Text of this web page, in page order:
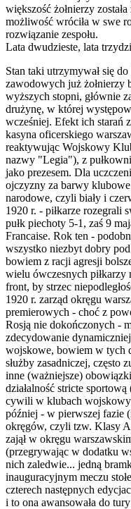
większość żołnierzy
możliwość wróciła w swe
rozwiązanie zespołu.
Lata dwudzieste, lata
Stan taki utrzymywał się
zawodowych już żołnierzy
wyższych stopni, głównie
drużynę, w której
wcześniej. Efekt ich starań
kasyna oficerskiego
reaktywując Wojskowy
nazwy "Legia"), z
jako prezesem. Dla
ojczyzny za barwy
narodowe, czyli biały i
1920 r. - piłkarze rozegrali
pułk piechoty 5-1, zaś 9
Francaise. Rok ten -
wszystko niezbyt dobry
bowiem z racji agresji
wielu ówczesnych piłkarzy
front, by strzec
1920 r. zarząd okręgu
premierowych - choć z
Rosją nie dokończonych -
zdecydowanie
wojskowe, bowiem w tych
służby zasadniczej, często
inne (ważniejsze)
działalność stricte
cywili w klubach
później - w pierwszej fazie
okręgów, czyli tzw. Klasy
zajął w okręgu
(przegrywając w dodatku
nich zaledwie... jedną
inauguracyjnym meczu
czterech następnych
i to ona awansowała do